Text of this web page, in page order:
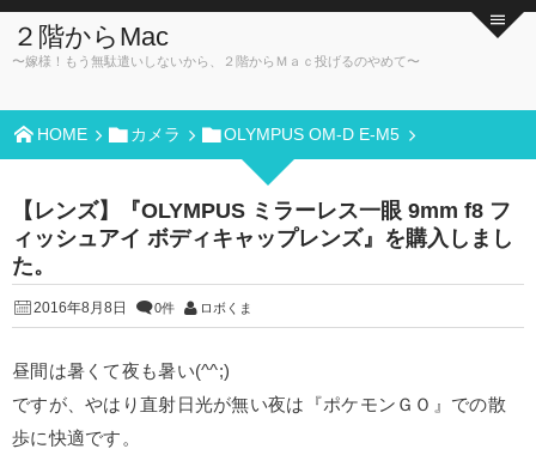
２階からMac
〜嫁様！もう無駄遣いしないから、２階からＭａｃ投げるのやめて〜
HOME カメラ OLYMPUS OM-D E-M5
【レンズ】『OLYMPUS ミラーレス一眼 9mm f8 フ
ィッシュアイ ボディキャップレンズ』を購入しまし
た。
2016年8月8日 0件 ロボくま
昼間は暑くて夜も暑い(^^;)
ですが、やはり直射日光が無い夜は『ポケモンＧＯ』での散
歩に快適です。